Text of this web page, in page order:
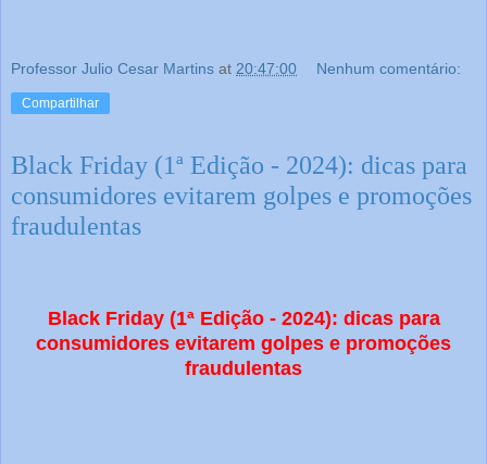
Professor Julio Cesar Martins at 20:47:00 Nenhum comentário:
Compartilhar
Black Friday (1ª Edição - 2024): dicas para
consumidores evitarem golpes e promoções
fraudulentas
Black Friday (1ª Edição - 2024): dicas para
consumidores evitarem golpes e promoções
fraudulentas